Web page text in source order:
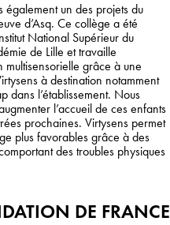
un des projets du
d’Asq. Ce collège a été
National Supérieur du
de Lille et travaille
multisensorielle grâce à une
à destination notamment
dans l’établissement. Nous
l’accueil de ces enfants
prochaines. Virtysens permet
plus favorables grâce à des
des troubles physiques
DE FRANCE